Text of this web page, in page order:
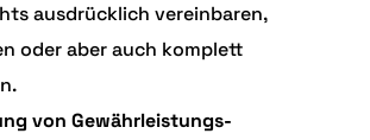
ausdrücklich vereinbaren,
oder aber auch komplett
von Gewährleistungs-